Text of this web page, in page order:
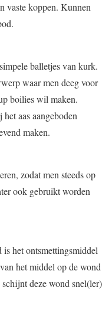
vaste koppen. Kunnen
balletjes van kurk.
waar men deeg voor
boilies wil maken.
aas aangeboden
maken.
zodat men steeds op
ook gebruikt worden
het ontsmettingsmiddel
het middel op de wond
deze wond snel(ler)